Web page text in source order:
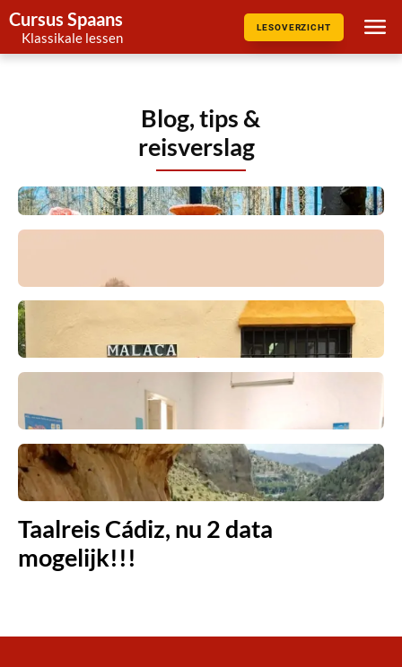
Cursus Spaans
Klassikale lessen
LESOVERZICHT
Blog, tips &
reisverslag
Waarom Spaans leren leuk is
Tip: Serie El Embarcadero - The
Pier - by NPO 3 en Movistar
Waarom een cursus Spaans in
Málaga?
Reisverslag studiereis mei 2018,
Málaga én Sanlúcar de Barrameda
Eerste wandelreis Catharina
Española 2017 groot succes!
Taalreis Cádiz, nu 2 data
mogelijk!!!